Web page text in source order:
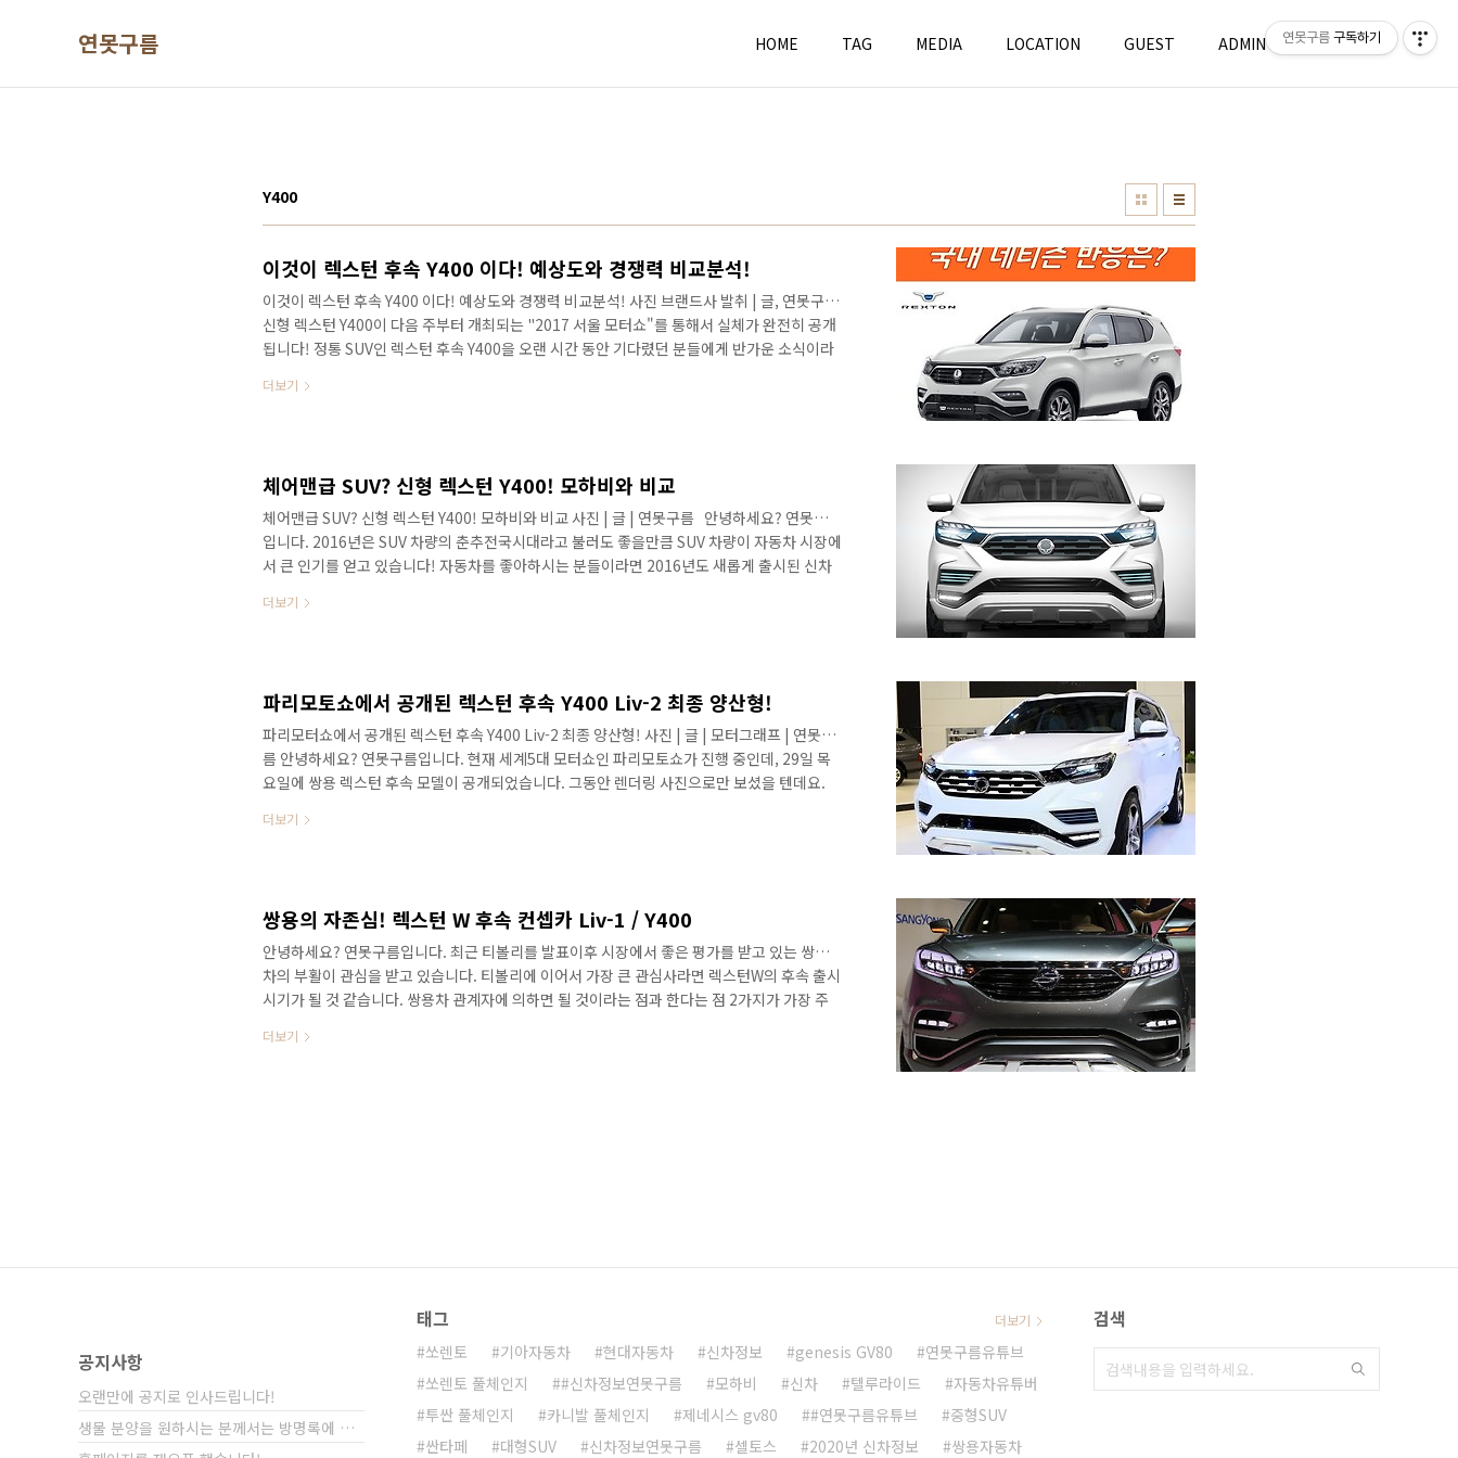
연못구름 HOME TAG MEDIA LOCATION GUEST ADMIN WRITE
Y400
이것이 렉스턴 후속 Y400 이다! 예상도와 경쟁력 비교분석!
이것이 렉스턴 후속 Y400 이다! 예상도와 경쟁력 비교분석! 사진 브랜드사 발취 | 글, 연못구름
신형 렉스턴 Y400이 다음 주부터 개최되는 "2017 서울 모터쇼"를 통해서 실체가 완전히 공개
됩니다! 정통 SUV인 렉스턴 후속 Y400을 오랜 시간 동안 기다렸던 분들에게 반가운 소식이라
맥스크루즈가 있는데, 프레임바디로는 모하비가 유일하기 때문에, Y400이 출시된다면 모하비
더보기
체어맨급 SUV? 신형 렉스턴 Y400! 모하비와 비교
체어맨급 SUV? 신형 렉스턴 Y400! 모하비와 비교 사진 | 글 | 연못구름 ​ ​ 안녕하세요? 연못구름
입니다. 2016년은 SUV 차량의 춘추전국시대라고 불러도 좋을만큼 SUV 차량이 자동차 시장에
서 큰 인기를 얻고 있습니다! 자동차를 좋아하시는 분들이라면 2016년도 새롭게 출시된 신차
되면서 대한민국 시장의 왕자라고 할 수 있는 현대그룹의 싼타페와 쏘렌토를 위협하고 있는 상
더보기
파리모토쇼에서 공개된 렉스턴 후속 Y400 Liv-2 최종 양산형!
파리모터쇼에서 공개된 렉스턴 후속 Y400 Liv-2 최종 양산형! 사진 | 글 | 모터그래프 | 연못구
름 안녕하세요? 연못구름입니다. 현재 세계5대 모터쇼인 파리모토쇼가 진행 중인데, 29일 목
요일에 쌍용 렉스턴 후속 모델이 공개되었습니다. 그동안 렌더링 사진으로만 보셨을 텐데요.
비교 Y400 http://lastzone.com/741 * 사진의 출처는 모터그래프입니다. 얼마 전에 쌍용
더보기
쌍용의 자존심! 렉스턴 W 후속 컨셉카 Liv-1 / Y400
안녕하세요? 연못구름입니다. 최근 티볼리를 발표이후 시장에서 좋은 평가를 받고 있는 쌍용
차의 부활이 관심을 받고 있습니다. 티볼리에 이어서 가장 큰 관심사라면 렉스턴W의 후속 출시
시기가 될 것 같습니다. 쌍용차 관계자에 의하면 될 것이라는 점과 한다는 점 2가지가 가장 주
시가 오래된 모하비가 시간이 지날수록 꾸준한 수요를 만들고 있는 만큼 쌍용창 입장에서는 어
더보기
공지사항
오랜만에 공지로 인사드립니다!
생물 분양을 원하시는 분께서는 방명록에 비밀글⋯
태그
쏘렌토 기아자동차 현대자동차 신차정보 genesis GV80
연못구름유튜브
쏘렌토 풀체인지
#신차정보연못구름 모하비 신차 텔루라이드
자동차유튜버
투싼 풀체인지
카니발 풀체인지 제네시스 gv80 #연못구름유튜브
중형SUV
싼타페
대형SUV 신차정보연못구름 셀토스 2020년 신차정보 쌍용자동차
더보기 검색
연못구름 구독하기